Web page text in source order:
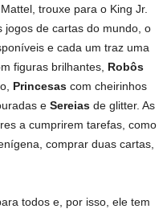
trouxe para o King Jr.
jogos de cartas do mundo, o
e cada um traz uma
figuras brilhantes, Robôs
Princesas com cheirinhos
e Sereias de glitter. As
a cumprirem tarefas, como
comprar duas cartas,
todos e, por isso, ele tem